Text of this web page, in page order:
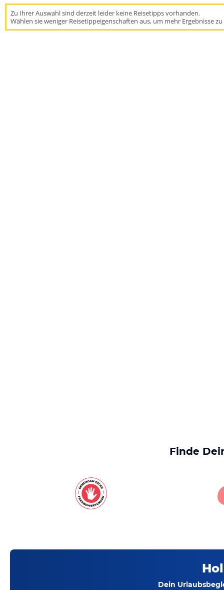
Zu Ihrer Auswahl sind derzeit leider keine Reisetipps vorhanden.
Wählen sie weniger Reisetippeigenschaften aus, um mehr Ergebnisse
Finde
Dein